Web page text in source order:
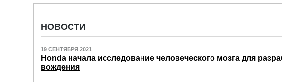
НОВОСТИ
19 СЕНТЯБРЯ 2021
Honda начала исследование человеческого мозга для
вождения